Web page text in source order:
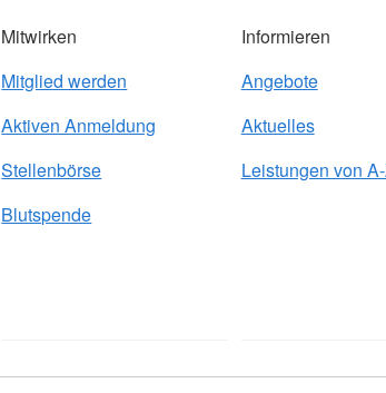
Mitwirken
Mitglied werden
Aktiven Anmeldung
Stellenbörse
Blutspende
Informieren
Angebote
Aktuelles
Leistungen von